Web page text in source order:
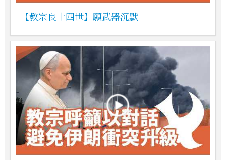
【教宗良十四世】願武器沉默